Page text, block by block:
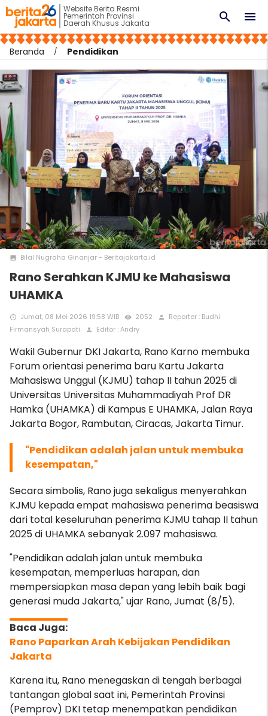
Website Berita Resmi
Pemerintah Provinsi
Daerah Khusus Jakarta menu
search
Beranda Pendidikan
photo Bilal Nugraha Ginanjar - Beritajakarta.id
Rano Serahkan KJMU ke Mahasiswa
UHAMKA
access_time Jumat, 08 Mei 2026 19:58 WIB remove_red_eye 2052 person
Reporter : Budhi
Firmansyah Surapati
person Editor : Andry
Wakil Gubernur DKI Jakarta, Rano Karno membuka
Forum orientasi penerima baru Kartu Jakarta
Mahasiswa Unggul (KJMU) tahap II tahun 2025 di
Universitas Universitas Muhammadiyah Prof DR
Hamka (UHAMKA) di Kampus E UHAMKA, Jalan Raya
Jakarta Bogor, Rambutan, Ciracas, Jakarta Timur.
"Pendidikan adalah jalan untuk membuka
kesempatan,"
Secara simbolis, Rano juga sekaligus menyerahkan
KJMU kepada empat mahasiswa penerima beasiswa
dari total keseluruhan penerima KJMU tahap II tahun
2025 di UHAMKA sebanyak 2.097 mahasiswa.
"Pendidikan adalah jalan untuk membuka
kesempatan, memperluas harapan, dan
mempersiapkan masa depan yang lebih baik bagi
generasi muda Jakarta," ujar Rano, Jumat (8/5).
Rano Paparkan Arah Kebijakan Pendidikan
Jakarta
Karena itu, Rano menegaskan di tengah berbagai
tantangan global saat ini, Pemerintah Provinsi
(Pemprov) DKI tetap menempatkan pendidikan